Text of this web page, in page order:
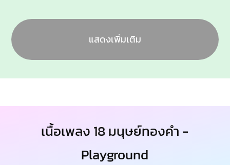
แสดงเพิ่มเติม
เนื้อเพลง 18 มนุษย์ทองคำ -
Playground